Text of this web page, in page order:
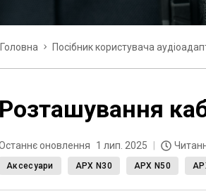
Головна Посібник користувача
Розташування
оновлення 1 лип. 2025
Аксесуари APX N30 APX N50